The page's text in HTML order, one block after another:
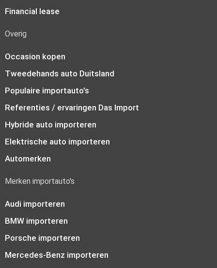
Financial lease
Overig
Occasion kopen
Tweedehands auto Duitsland
Populaire importauto's
Referenties / ervaringen Das Import
Hybride auto importeren
Elektrische auto importeren
Automerken
Merken importauto's
Audi importeren
BMW importeren
Porsche importeren
Mercedes-Benz importeren